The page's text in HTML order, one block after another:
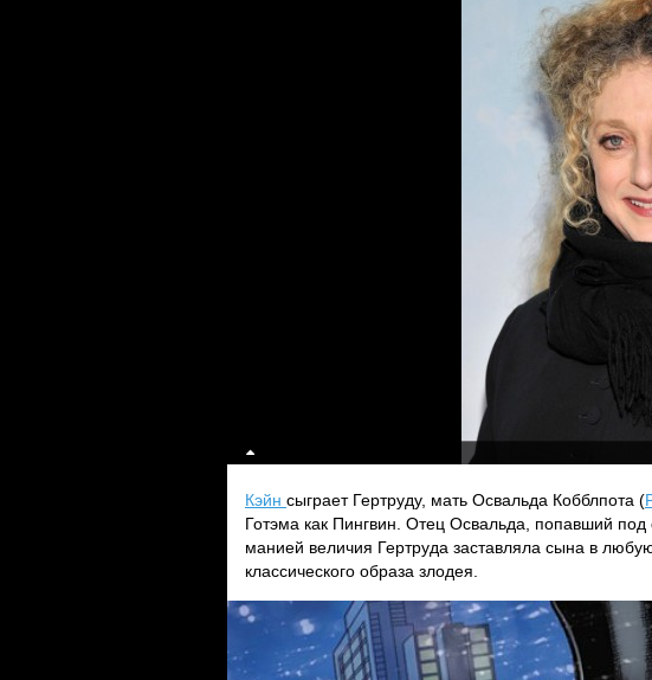
Кэйн сыграет Гертруду, мать Освальда Кобблпота (
Готэма как Пингвин. Отец Освальда, попавший
манией величия Гертруда заставляла сына в
классического образа злодея.